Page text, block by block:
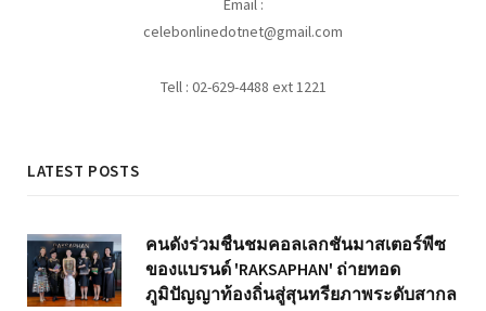
Email :
celebonlinedotnet@gmail.com
Tell : 02-629-4488 ext 1221
LATEST POSTS
คนดังร่วมชื่นชมคอลเลกชันมาสเตอร์พีซ
ของแบรนด์ 'RAKSAPHAN' ถ่ายทอด
ภูมิปัญญาท้องถิ่นสู่สุนทรียภาพระดับสากล